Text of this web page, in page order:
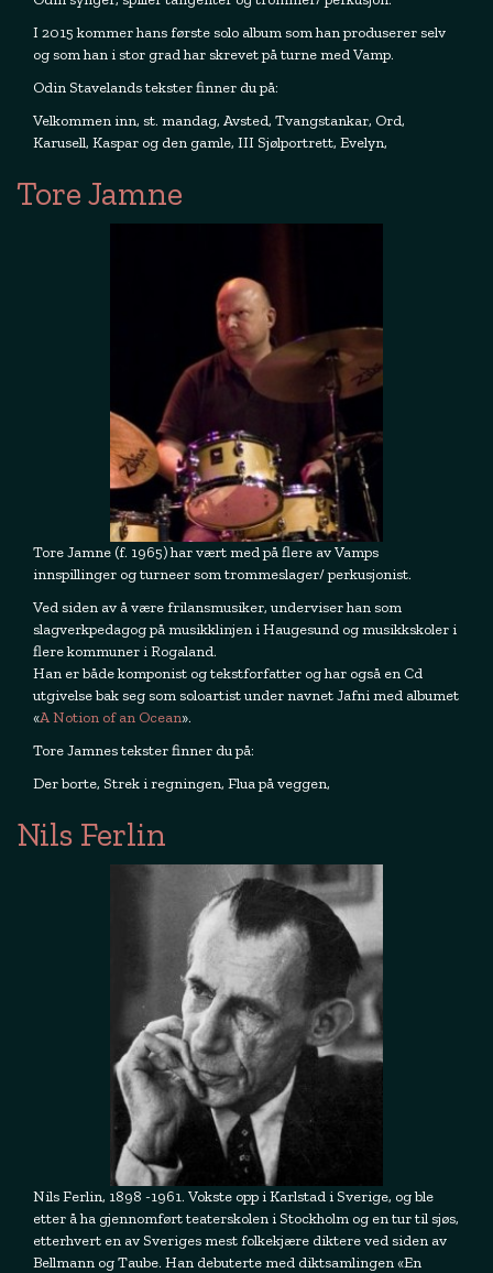
I 2015 kommer hans første solo album som han produserer selv
og som han i stor grad har skrevet på turne med Vamp.
Odin Stavelands tekster finner du på:
Velkommen inn, st. mandag, Avsted, Tvangstankar, Ord,
Karusell, Kaspar og den gamle, III Sjølportrett, Evelyn,
Tore Jamne
Tore Jamne (f. 1965) har vært med på flere av Vamps
innspillinger og turneer som trommeslager/ perkusjonist.
Ved siden av å være frilansmusiker, underviser han som
slagverkpedagog på musikklinjen i Haugesund og musikkskoler i
flere kommuner i Rogaland.
Han er både komponist og tekstforfatter og har også en Cd
utgivelse bak seg som soloartist under navnet Jafni med albumet
«A Notion of an Ocean».
Tore Jamnes tekster finner du på:
Der borte, Strek i regningen, Flua på veggen,
Nils Ferlin
Nils Ferlin, 1898 -1961. Vokste opp i Karlstad i Sverige, og ble
etter å ha gjennomført teaterskolen i Stockholm og en tur til sjøs,
etterhvert en av Sveriges mest folkekjære diktere ved siden av
Bellmann og Taube. Han debuterte med diktsamlingen «En